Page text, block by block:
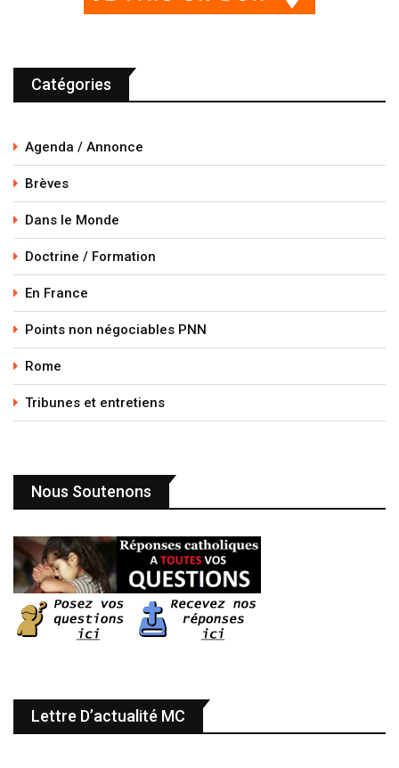
Catégories
Agenda / Annonce
Brèves
Dans le Monde
Doctrine / Formation
En France
Points non négociables PNN
Rome
Tribunes et entretiens
Nous Soutenons
Lettre D’actualité MC